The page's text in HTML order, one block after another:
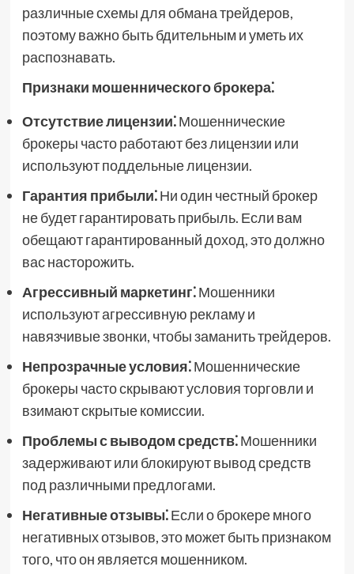
различные схемы для обмана трейдеров,
поэтому важно быть бдительным и уметь их
распознавать.
Признаки мошеннического брокера⁚
Отсутствие лицензии⁚Мошеннические
брокеры часто работают без лицензии или
используют поддельные лицензии.
Гарантия прибыли⁚Ни один честный брокер
не будет гарантировать прибыль. Если вам
обещают гарантированный доход, это должно
вас насторожить.
Агрессивный маркетинг⁚Мошенники
используют агрессивную рекламу и
навязчивые звонки, чтобы заманить трейдеров.
Непрозрачные условия⁚Мошеннические
брокеры часто скрывают условия торговли и
взимают скрытые комиссии.
Проблемы с выводом средств⁚Мошенники
задерживают или блокируют вывод средств
под различными предлогами.
Негативные отзывы⁚Если о брокере много
негативных отзывов, это может быть признаком
того, что он является мошенником.